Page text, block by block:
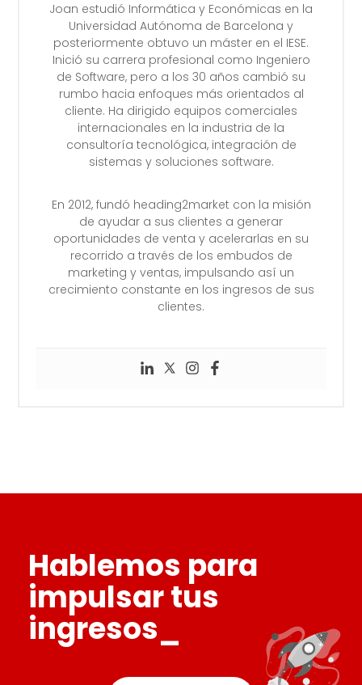
Joan estudió Informática y Económicas en la
Universidad Autónoma de Barcelona y
posteriormente obtuvo un máster en el IESE.
Inició su carrera profesional como Ingeniero
de Software, pero a los 30 años cambió su
rumbo hacia enfoques más orientados al
cliente. Ha dirigido equipos comerciales
internacionales en la industria de la
consultoría tecnológica, integración de
sistemas y soluciones software.
En 2012, fundó heading2market con la misión
de ayudar a sus clientes a generar
oportunidades de venta y acelerarlas en su
recorrido a través de los embudos de
marketing y ventas, impulsando así un
crecimiento constante en los ingresos de sus
clientes.
Hablemos para
impulsar tus
ingresos_